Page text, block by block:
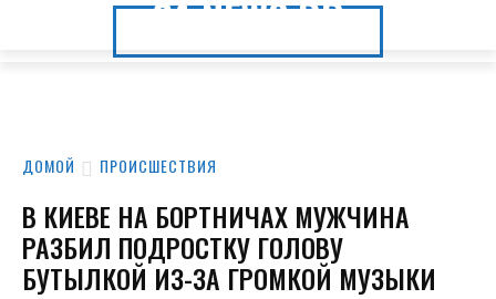
24.NEWS.DP
24.NEWS.DP
ДОМОЙ ПРОИСШЕСТВИЯ
В КИЕВЕ НА БОРТНИЧАХ МУЖЧИНА
РАЗБИЛ ПОДРОСТКУ ГОЛОВУ
БУТЫЛКОЙ ИЗ-ЗА ГРОМКОЙ МУЗЫКИ